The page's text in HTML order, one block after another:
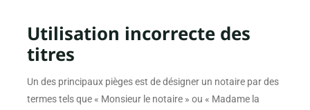
Utilisation incorrecte des
titres
Un des principaux pièges est de désigner un notaire par des
termes tels que « Monsieur le notaire » ou « Madame la